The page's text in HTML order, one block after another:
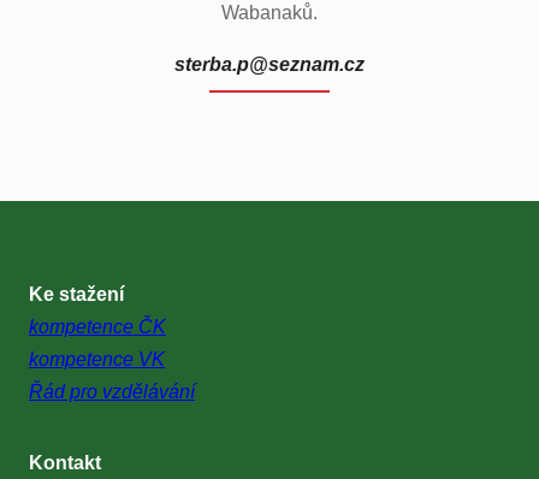
Wabanaků.
sterba.p@seznam.cz
Ke stažení
kompetence ČK
kompetence VK
Řád pro vzdělávání
Kontakt